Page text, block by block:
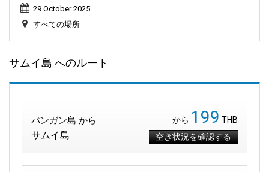
29 October 2025
すべての場所
サムイ島 へのルート
パンガン島 から
サムイ島
から 199 THB
空き状況を確認する